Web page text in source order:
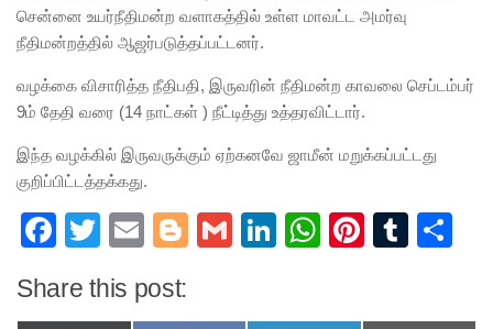
சென்னை உயர்நீதிமன்ற வளாகத்தில் உள்ள மாவட்ட அமர்வு
நீதிமன்றத்தில் ஆஜர்படுத்தப்பட்டனர்.
வழக்கை விசாரித்த நீதிபதி, இருவரின் நீதிமன்ற காவலை செப்டம்பர்
9ம் தேதி வரை (14 நாட்கள் ) நீட்டித்து உத்தரவிட்டார்.
இந்த வழக்கில் இருவருக்கும் ஏற்கனவே ஜாமீன் மறுக்கப்பட்டது
குறிப்பிட்டத்தக்கது.
Facebook
Twitter
EmailBlogger
GmailLinkedIn
WhatsApp
Share this post: